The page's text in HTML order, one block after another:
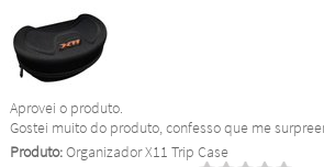
Aprovei o produto.
Gostei muito do produto, confesso que me
Produto:Organizador X11 Trip Case